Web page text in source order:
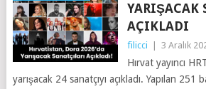
YARIŞACAK
AÇIKLADI
filicci 3 Aralık
Hırvat yayıncı
yarışacak 24 sanatçıyı açıkladı. Yapılan 251